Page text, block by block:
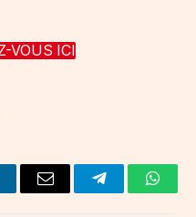
VOUS ICI
Email Telegram